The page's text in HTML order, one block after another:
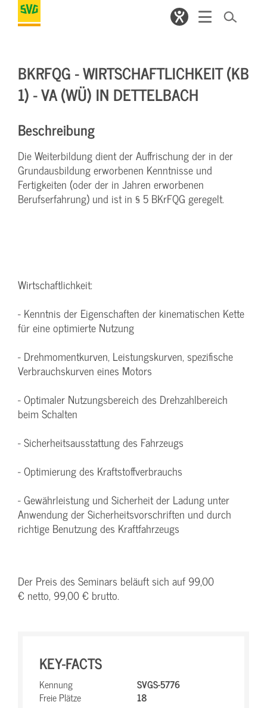
BKRFQG - WIRTSCHAFTLICHKEIT (KB
1) - VA (WÜ) IN DETTELBACH
Beschreibung
Die Weiterbildung dient der Auffrischung der in der
Grundausbildung erworbenen Kenntnisse und
Fertigkeiten (oder der in Jahren erworbenen
Berufserfahrung) und ist in § 5 BKrFQG geregelt.
Wirtschaftlichkeit:
- Kenntnis der Eigenschaften der kinematischen Kette
für eine optimierte Nutzung
- Drehmomentkurven, Leistungskurven, spezifische
Verbrauchskurven eines Motors
- Optimaler Nutzungsbereich des Drehzahlbereich
beim Schalten
- Sicherheitsausstattung des Fahrzeugs
- Optimierung des Kraftstoffverbrauchs
- Gewährleistung und Sicherheit der Ladung unter
Anwendung der Sicherheitsvorschriften und durch
richtige Benutzung des Kraftfahrzeugs
Der Preis des Seminars beläuft sich auf 99,00
€ netto, 99,00 € brutto.
KEY-FACTS
Kennung
SVGS-5776
Freie Plätze
18